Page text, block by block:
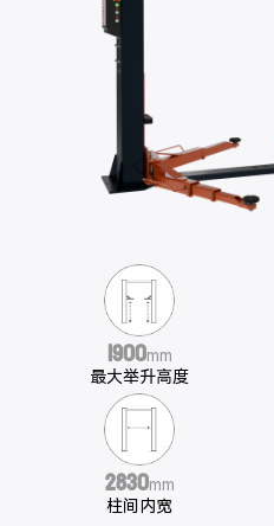
1900mm
最大举升高度
2830mm
柱间内宽